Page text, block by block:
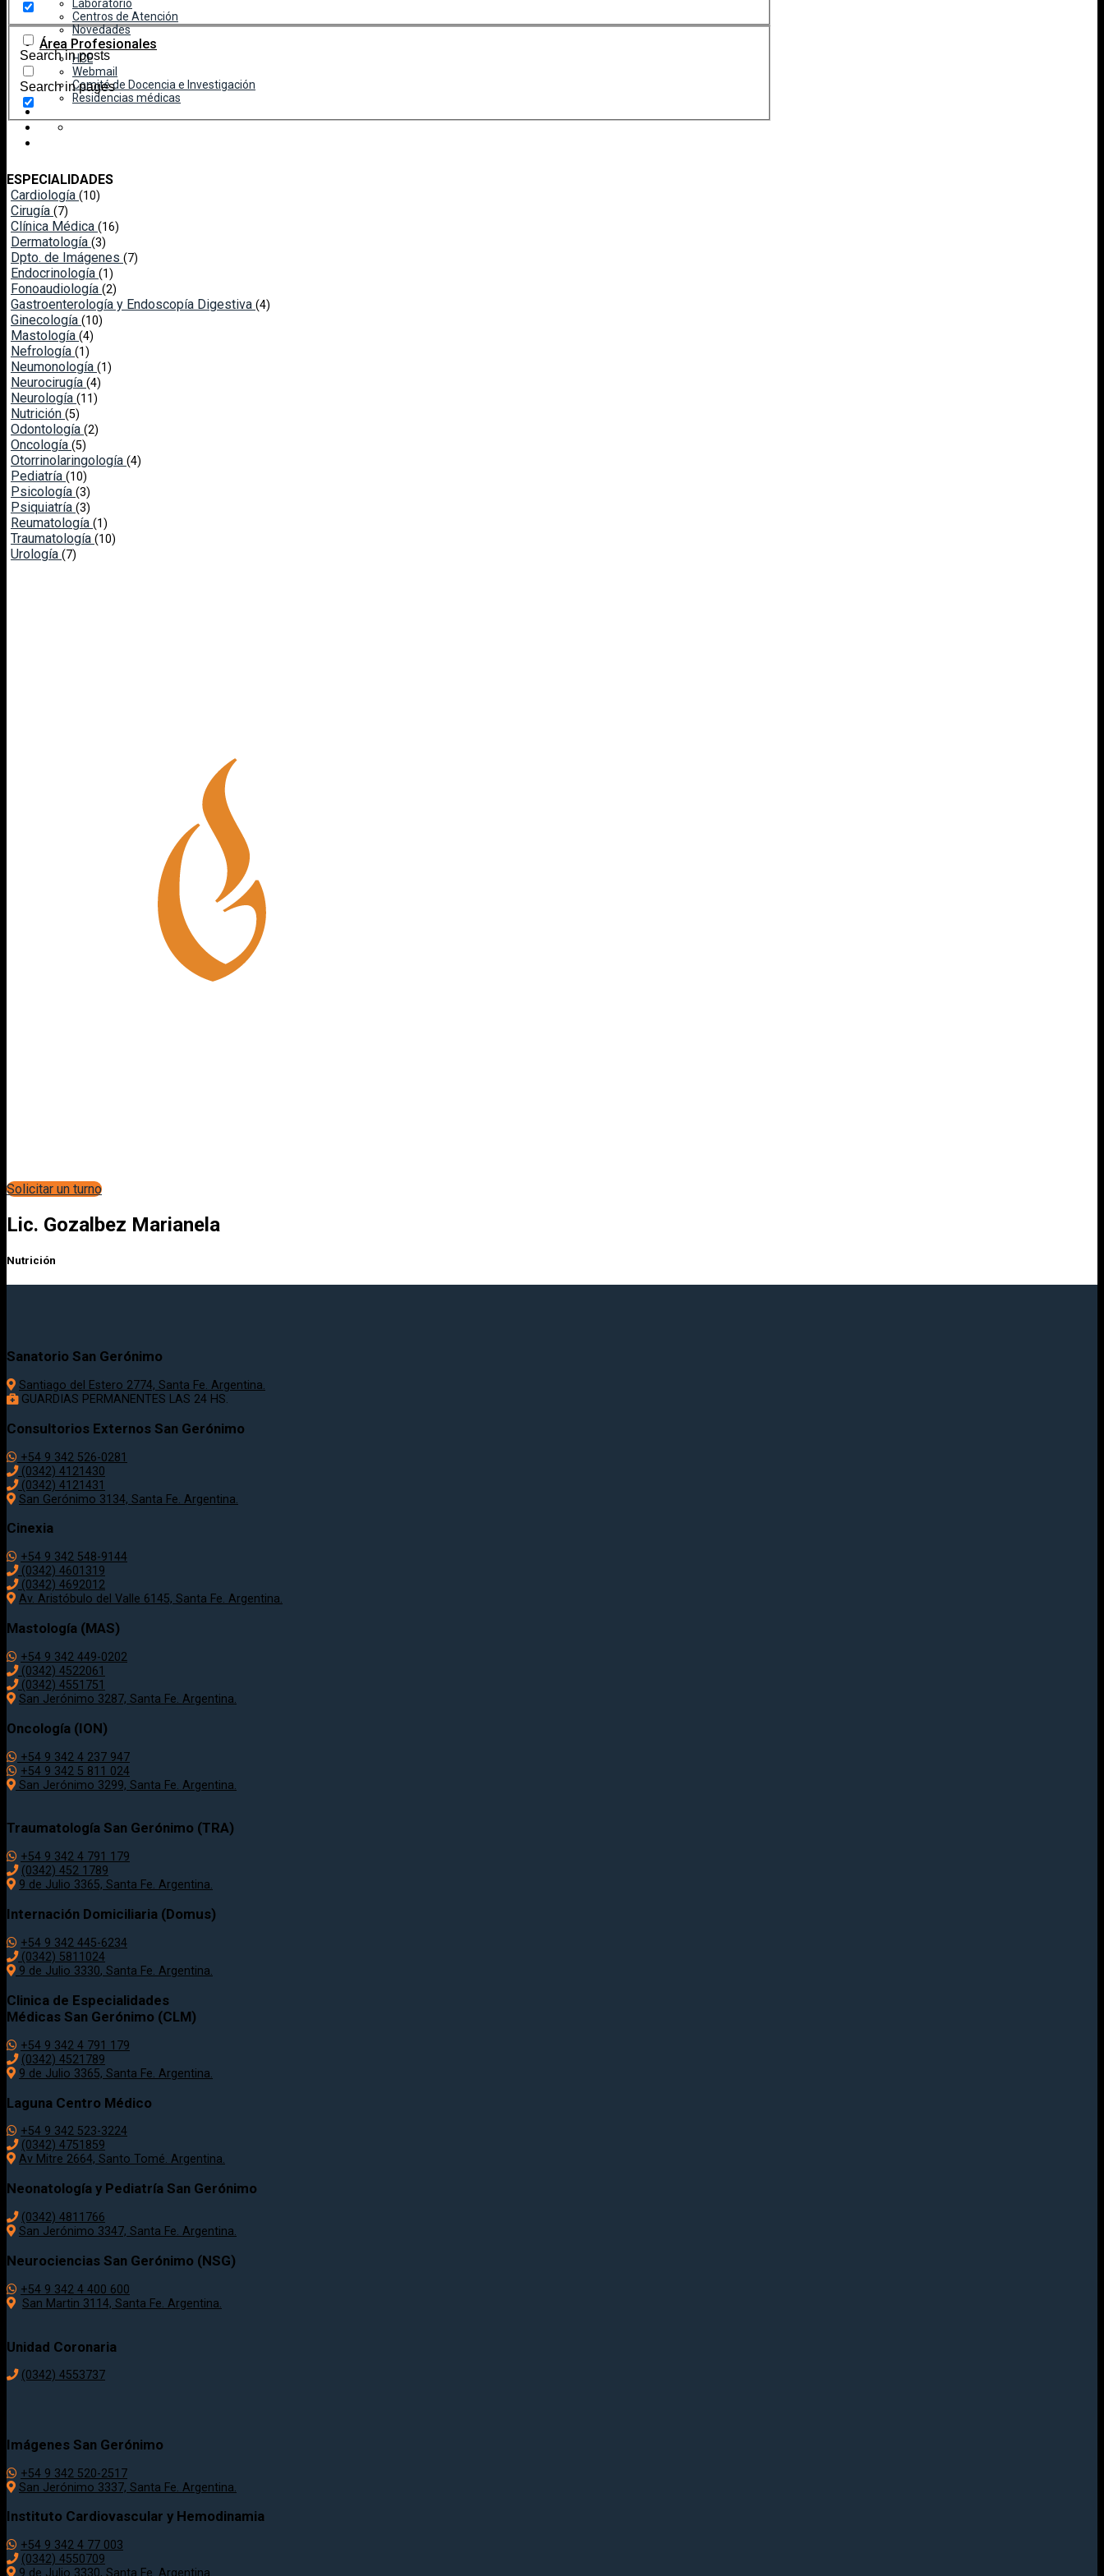
Laboratorio
Centros de Atención
Novedades
Área Profesionales
HCE
Webmail
Comité de Docencia e Investigación
Residencias médicas
Search in posts
Search in pages
ESPECIALIDADES
Cardiología (10)
Cirugía (7)
Clínica Médica (16)
Dermatología (3)
Dpto. de Imágenes (7)
Endocrinología (1)
Fonoaudiología (2)
Gastroenterología y Endoscopía Digestiva (4)
Ginecología (10)
Mastología (4)
Nefrología (1)
Neumonología (1)
Neurocirugía (4)
Neurología (11)
Nutrición (5)
Odontología (2)
Oncología (5)
Otorrinolaringología (4)
Pediatría (10)
Psicología (3)
Psiquiatría (3)
Reumatología (1)
Traumatología (10)
Urología (7)
Solicitar un turno
Lic. Gozalbez Marianela
Nutrición
Sanatorio San Gerónimo
Santiago del Estero 2774, Santa Fe. Argentina.
GUARDIAS PERMANENTES LAS 24 HS.
Consultorios Externos San Gerónimo
+54 9 342 526-0281
(0342) 4121430
(0342) 4121431
San Gerónimo 3134, Santa Fe. Argentina.
Cinexia
+54 9 342 548-9144
(0342) 4601319
(0342) 4692012
Av. Aristóbulo del Valle 6145, Santa Fe. Argentina.
Mastología (MAS)
+54 9 342 449-0202
(0342) 4522061
(0342) 4551751
San Jerónimo 3287, Santa Fe. Argentina.
Oncología (ION)
+54 9 342 4 237 947
+54 9 342 5 811 024
San Jerónimo 3299, Santa Fe. Argentina.
Traumatología San Gerónimo (TRA)
+54 9 342 4 791 179
(0342) 452 1789
9 de Julio 3365, Santa Fe. Argentina.
Internación Domiciliaria (Domus)
+54 9 342 445-6234
(0342) 5811024
9 de Julio 3330, Santa Fe. Argentina.
Clinica de Especialidades
Médicas San Gerónimo (CLM)
+54 9 342 4 791 179
(0342) 4521789
9 de Julio 3365, Santa Fe. Argentina.
Laguna Centro Médico
+54 9 342 523-3224
(0342) 4751859
Av Mitre 2664, Santo Tomé. Argentina.
Neonatología y Pediatría San Gerónimo
(0342) 4811766
San Jerónimo 3347, Santa Fe. Argentina.
Neurociencias San Gerónimo (NSG)
+54 9 342 4 400 600
San Martin 3114, Santa Fe. Argentina.
Unidad Coronaria
(0342) 4553737
Imágenes San Gerónimo
+54 9 342 520-2517
San Jerónimo 3337, Santa Fe. Argentina.
Instituto Cardiovascular y Hemodinamia
+54 9 342 4 77 003
(0342) 4550709